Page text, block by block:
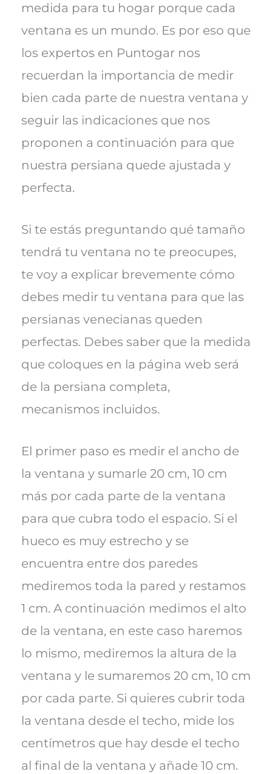
medida para tu hogar porque cada
ventana es un mundo. Es por eso que
los expertos en Puntogar nos
recuerdan la importancia de medir
bien cada parte de nuestra ventana y
seguir las indicaciones que nos
proponen a continuación para que
nuestra persiana quede ajustada y
perfecta.
Si te estás preguntando qué tamaño
tendrá tu ventana no te preocupes,
te voy a explicar brevemente cómo
debes medir tu ventana para que las
persianas venecianas queden
perfectas. Debes saber que la medida
que coloques en la página web será
de la persiana completa,
mecanismos incluidos.
El primer paso es medir el ancho de
la ventana y sumarle 20 cm, 10 cm
más por cada parte de la ventana
para que cubra todo el espacio. Si el
hueco es muy estrecho y se
encuentra entre dos paredes
mediremos toda la pared y restamos
1 cm. A continuación medimos el alto
de la ventana, en este caso haremos
lo mismo, mediremos la altura de la
ventana y le sumaremos 20 cm, 10 cm
por cada parte. Si quieres cubrir toda
la ventana desde el techo, mide los
centímetros que hay desde el techo
al final de la ventana y añade 10 cm.